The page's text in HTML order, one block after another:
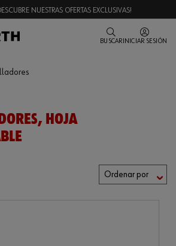
NUESTRAS OFERTAS EXCLUSIVAS!
BUSCAR INICIAR SESIÓN
HOJA